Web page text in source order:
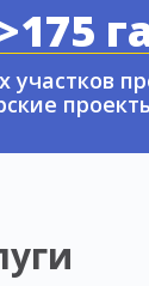
участков